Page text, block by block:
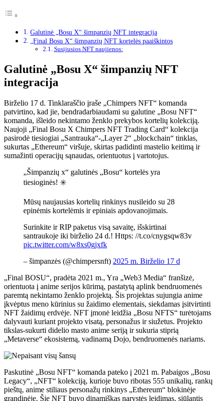
Galutinė „Bosu X“ šimpanzių NFT integracija
„Final Bosu X“ šimpanzių NFT kortelės paaiškintos
Susijusios NFT naujienos:
Galutinė „Bosu X“ šimpanzių NFT
integracija
Birželio 17 d. Tinklaraščio įraše „Chimpers NFT“ komanda
patvirtino, kad jie, bendradarbiaudami su galutine „Bosu NFT“
komanda, išleido nekintamo ženklo prekybos kortelių kolekciją.
Naujoji „Final Bosu X Chimpers NFT Trading Card“ kolekcija
pasirodė tiesiogiai „Santrauka“-„Layer 2“ „blockchain“ tinklas,
sukurtas „Ethereum“ viršuje, skirtas padidinti mastelio keitimą ir
sumažinti operacijų sąnaudas, orientuotus į vartotojus.
„Šimpanzių x“ galutinės „Bosu“ kortelės yra
tiesioginės! ✳️
Mūsų naujausias kortelių rinkinys nusileido su 28
epinėmis kortelėmis ir epiniais apdovanojimais.
Surinkite ir RIP paketus visą savaitę, išskirtinai
santraukoje iki birželio 24 d.! Https: //t.co/cnygsqw83v
pic.twitter.com/w8xs0gjxfk
– šimpanzės (@chimpersnft) 2025 m. Birželio 17 d
„Final BOSU“, pradėta 2021 m., Yra „Web3 Media“ franšizė,
orientuota į anime serijos kūrimą, pastatytą aplink bendruomenės
paremtą nekintamo ženklo projektą. Šis projektas sujungia anime
įkvėptus meno kūrinius su žaidimo elementais, siekdamas įsitvirtinti
NFT žaidimų erdvėje. NFT įmonė leidžia „Bosu NFTS“ turėtojams
dalyvauti kuriant projekto visatą, personažus ir siužetus. Projekto
tikslas-sukurti didelio masto anime seriją ir sukuria stiprią
„Metaverse“ ekosistemą, vadinamą Dojo, bendruomenės nariams.
Paskutinė „Bosu NFT“ komanda pateko į 2021 m. Pabaigos „Bosu
Legacy“, „NFT“ kolekciją, kurioje buvo ribotas 555 unikalių, rankų
pieštų, anime stiliaus personažų rinkinys „Ethereum“ blokinėje
grandinėje. Šie NFT buvo dinamiškas narystės leidimas, siūlantis